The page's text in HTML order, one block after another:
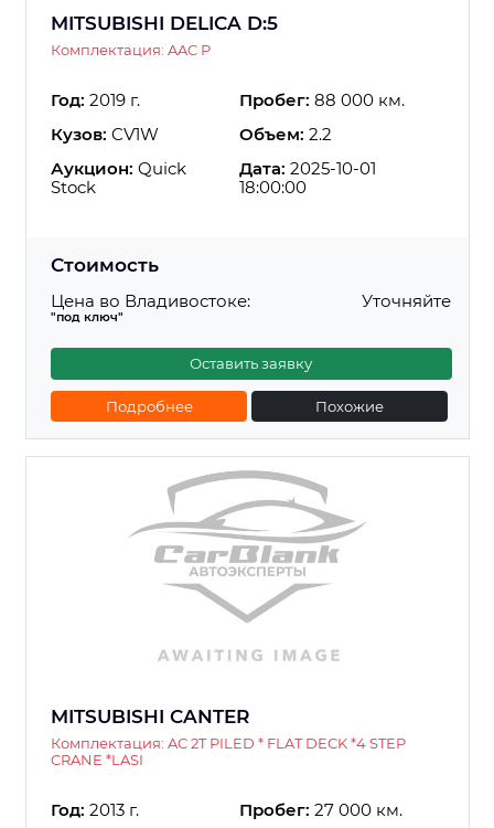
MITSUBISHI DELICA D:5
Комплектация: AAC P
Год: 2019 г. Пробег: 88 000 км.
Кузов: CV1W Объем: 2.2
Аукцион: Quick
Stock
Дата: 2025-10-01
18:00:00
Стоимость
Цена во Владивостоке:
"под ключ"
Уточняйте
Оставить заявку
Подробнее Похожие
MITSUBISHI CANTER
Комплектация: AC 2T PILED * FLAT DECK *4 STEP
CRANE *LASI
Год: 2013 г. Пробег: 27 000 км.